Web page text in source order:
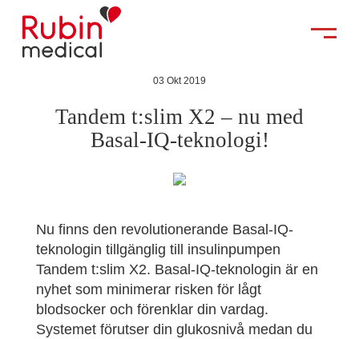
03 Okt 2019
Tandem t:slim X2 – nu med
Basal-IQ-teknologi!
Nu finns den revolutionerande Basal-IQ-
teknologin tillgänglig till insulinpumpen
Tandem t:slim X2. Basal-IQ-teknologin är en
nyhet som minimerar risken för lågt
blodsocker och förenklar din vardag.
Systemet förutser din glukosnivå medan du